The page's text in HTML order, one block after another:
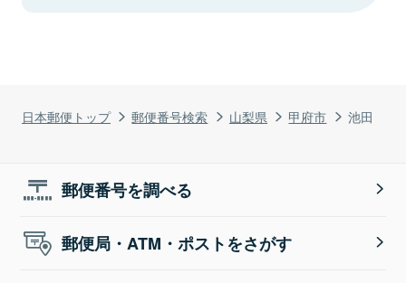
日本郵便トップ 郵便番号検索 山梨県 甲府市 池田
郵便番号を調べる
郵便局・ATM・ポストをさがす